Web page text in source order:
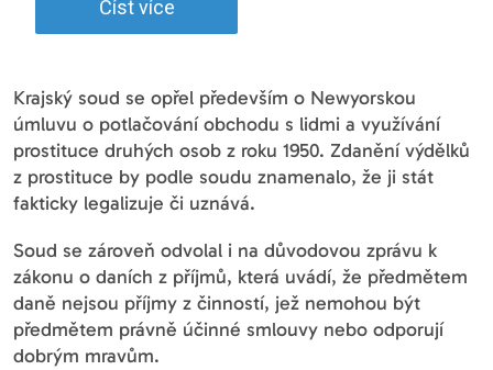
Číst více
Krajský soud se opřel především o Newyorskou
úmluvu o potlačování obchodu s lidmi a využívání
prostituce druhých osob z roku 1950. Zdanění výdělků
z prostituce by podle soudu znamenalo, že ji stát
fakticky legalizuje či uznává.
Soud se zároveň odvolal i na důvodovou zprávu k
zákonu o daních z příjmů, která uvádí, že předmětem
daně nejsou příjmy z činností, jež nemohou být
předmětem právně účinné smlouvy nebo odporují
dobrým mravům.